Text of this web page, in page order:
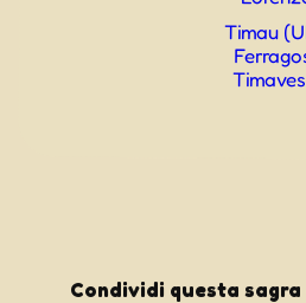
Timau
Condividi questa